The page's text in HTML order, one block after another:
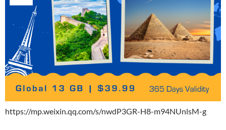
https://mp.weixin.qq.com/s/nwdP3GR-H8-m94NUnlsM-g